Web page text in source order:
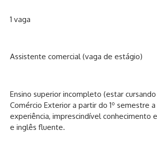
1 vaga
Assistente comercial (vaga de estágio)
Ensino superior incompleto (estar
Comércio Exterior a partir do 1º semestre
experiência, imprescindível conhecimento
e inglês fluente.